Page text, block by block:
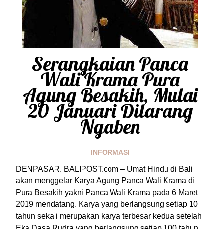
Serangkaian Panca
Wali Krama Pura
Agung Besakih, Mulai
20 Januari Dilarang
Ngaben
INFORMASI
DENPASAR, BALIPOST.com – Umat Hindu di Bali
akan menggelar Karya Agung Panca Wali Krama di
Pura Besakih yakni Panca Wali Krama pada 6 Maret
2019 mendatang. Karya yang berlangsung setiap 10
tahun sekali merupakan karya terbesar kedua setelah